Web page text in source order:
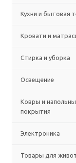
Кухни и бытовая
Кровати и
Стирка и уборка
Освещение
Ковры и
покрытия
Электроника
Товары для